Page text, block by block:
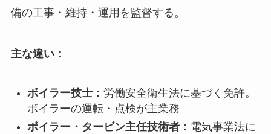
備の工事・維持・運用を監督する。
主な違い：
ボイラー技士： 労働安全衛生法に基づく免許。
ボイラーの運転・点検が主業務
ボイラー・タービン主任技術者： 電気事業法に